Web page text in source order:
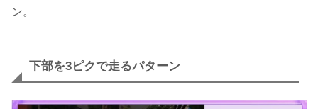
ン。
下部を3ピクで走るパターン